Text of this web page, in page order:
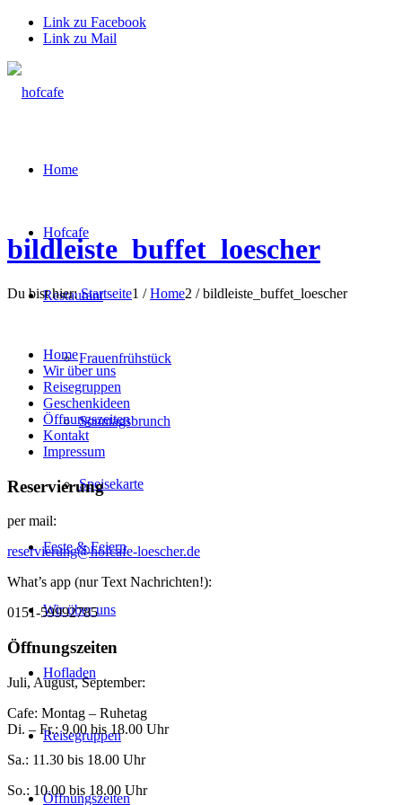
Link zu Facebook
Link zu Mail
Home
Hofcafe
Restaurant
Frauenfrühstück
Sonntagsbrunch
Speisekarte
Feste & Feiern
Wir über uns
Hofladen
Reisegruppen
Öffnungszeiten
bildleiste_buffet_loescher
Du bist hier: Startseite1 / Home2 / bildleiste_buffet_loescher
Home
Wir über uns
Reisegruppen
Geschenkideen
Öffnungszeiten
Kontakt
Impressum
Reservierung
per mail:
reservierung@hofcafe-loescher.de
What’s app (nur Text Nachrichten!):
0151-59992785
Öffnungszeiten
Juli, August, September:
Cafe: Montag – Ruhetag
Di. – Fr.: 9.00 bis 18.00 Uhr
Sa.: 11.30 bis 18.00 Uhr
So.: 10.00 bis 18.00 Uhr